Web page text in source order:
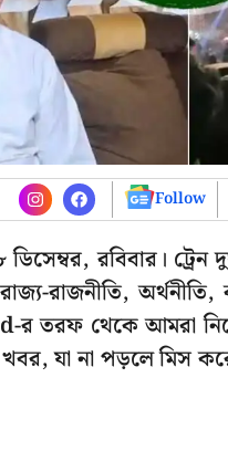
Follow
রবিবার। ট্রেন
রাজনীতি,
তরফ থেকে আমরা
না পড়লে মিস করে